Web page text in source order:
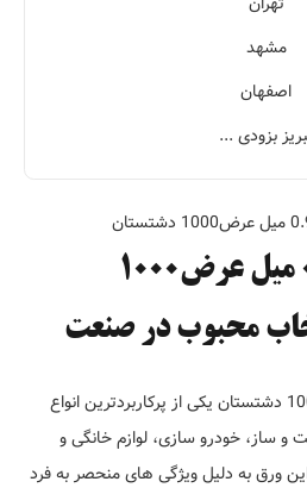
مشهد
اصفهان
بزودی ...
ورق گالوانیزه 0.9 میل عرض1000
محبوب در صنعت
ورق گالوانیزه 0.9 میل عرض1000 دشتستان یکی از پرکاربردترین انواع
ساز، خودرو سازی، لوازم خانگی و
ورق به دلیل ویژگی های منحصر به فرد